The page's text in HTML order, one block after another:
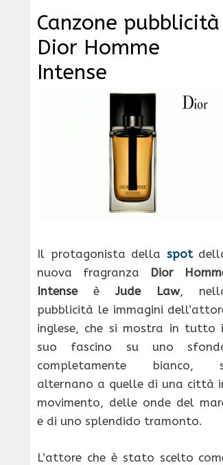
Canzone pubblicità
Dior Homme
Intense
Il protagonista della spot
nuova fragranza Dior
IntenseèJude Law,
pubblicità le immagini
inglese, che si mostra in tutto
suo fascino su uno
completamente bianco,
alternano a quelle di una città
movimento, delle onde del
e di uno splendido tramonto.
L’attore che è stato scelto